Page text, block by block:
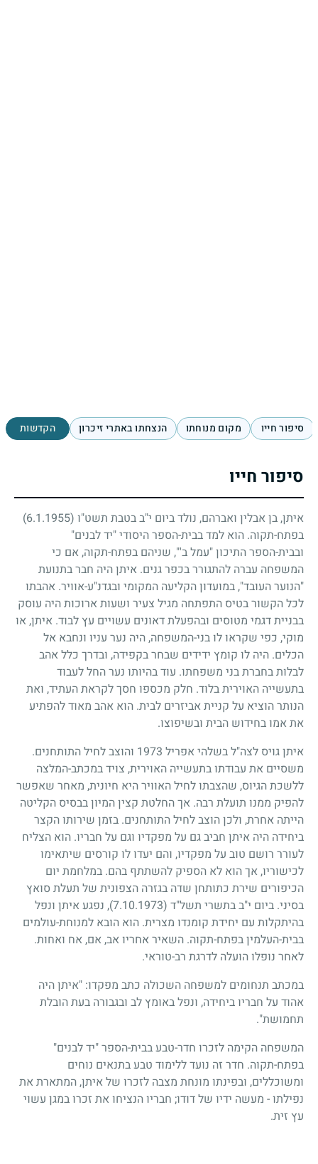
סיפור חייו מקום מנוחתו הנצחתו באתרי זיכרון הקדשות
סיפור חייו
איתן, בן אבלין ואברהם, נולד ביום י"ב בטבת תשט"ו (6.1.1955)
בפתח-תקוה. הוא למד בבית-הספר היסודי "יד לבנים"
ובבית-הספר התיכון "עמל ב'", שניהם בפתח-תקוה, אם כי
המשפחה עברה להתגורר בכפר גנים. איתן היה חבר בתנועת
"הנוער העובד", במועדון הקליעה המקומי ובגדנ"ע-אוויר. אהבתו
לכל הקשור בטיס התפתחה מגיל צעיר ושעות ארוכות היה עוסק
בבניית דגמי מטוסים ובהפעלת דאונים עשויים עץ לבוד. איתן, או
מוקי, כפי שקראו לו בני-המשפחה, היה נער עניו ונחבא אל
הכלים. היה לו קומץ ידידים שבחר בקפידה, ובדרך כלל אהב
לבלות בחברת בני משפחתו. עוד בהיותו נער החל לעבוד
בתעשייה האוירית בלוד. חלק מכספו חסך לקראת העתיד, ואת
הנותר הוציא על קניית אביזרים לבית. הוא אהב מאוד להפתיע
את אמו בחידוש הבית ובשיפוצו.
איתן גויס לצה"ל בשלהי אפריל 1973 והוצב לחיל התותחנים.
משסיים את עבודתו בתעשייה האוירית, צויד במכתב-המלצה
ללשכת הגיוס, שהצבתו לחיל האוויר היא חיונית, מאחר שאפשר
להפיק ממנו תועלת רבה. אך החלטת קצין המיון בבסיס הקליטה
הייתה אחרת, ולכן הוצב לחיל התותחנים. בזמן שירותו הקצר
ביחידה היה איתן חביב גם על מפקדיו וגם על חבריו. הוא הצליח
לעורר רושם טוב על מפקדיו, והם יעדו לו קורסים שיתאימו
לכישוריו, אך הוא לא הספיק להשתתף בהם. במלחמת יום
הכיפורים שירת כתותחן שדה בגזרה הצפונית של תעלת סואץ
בסיני. ביום י"ב בתשרי תשל"ד (7.10.1973)
, נפגע איתן ונפל
בהיתקלות עם יחידת קומנדו מצרית. הוא הובא למנוחת-עולמים
בבית-העלמין בפתח-תקוה. השאיר אחריו אב, אם, אח ואחות.
לאחר נופלו הועלה לדרגת רב-טוראי.
במכתב תנחומים למשפחה השכולה כתב מפקדו: "איתן היה
אהוד על חבריו ביחידה, ונפל באומץ לב ובגבורה בעת הובלת
תחמושת".
המשפחה הקימה לזכרו חדר-טבע בבית-הספר "יד לבנים"
בפתח-תקוה. חדר זה נועד ללימוד טבע בתנאים נוחים
ומשוכללים, ובפינתו מונחת מצבה לזכרו של איתן, המתארת את
נפילתו- מעשה ידיו של דודו; חבריו הנציחו את זכרו במגן עשוי
עץ זית.